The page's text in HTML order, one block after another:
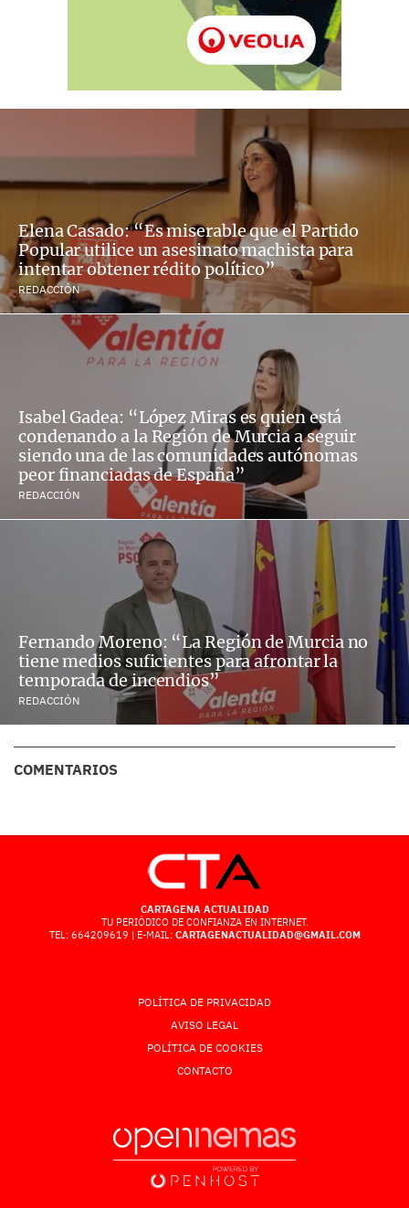
Elena Casado: “Es miserable que el Partido
Popular utilice un asesinato machista para
intentar obtener rédito político”
REDACCIÓN
Isabel Gadea: “López Miras es quien está
condenando a la Región de Murcia a seguir
siendo una de las comunidades autónomas
peor financiadas de España”
REDACCIÓN
Fernando Moreno: “La Región de Murcia no
tiene medios suficientes para afrontar la
temporada de incendios”
REDACCIÓN
COMENTARIOS
CARTAGENA ACTUALIDAD
TU PERIÓDICO DE CONFIANZA EN INTERNET.
TEL: 664209619 | E-MAIL: CARTAGENACTUALIDAD@GMAIL.COM
POLÍTICA DE PRIVACIDAD
AVISO LEGAL
POLÍTICA DE COOKIES
CONTACTO